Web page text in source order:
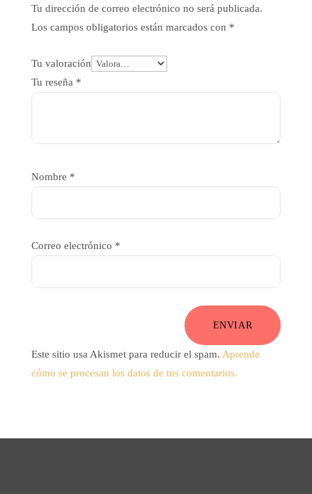
Tu dirección de correo electrónico no será publicada.
Los campos obligatorios están marcados con *
Tu valoración
Tu reseña *
Nombre *
Correo electrónico *
ENVIAR
Este sitio usa Akismet para reducir el spam. Aprende
cómo se procesan los datos de tus comentarios.